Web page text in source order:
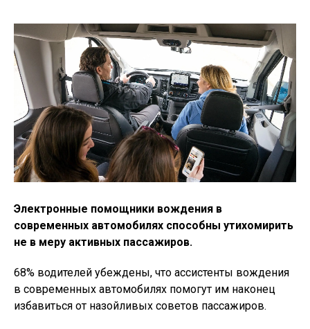
Электронные помощники вождения в
современных автомобилях способны утихомирить
не в меру активных пассажиров.
68% водителей убеждены, что ассистенты вождения
в современных автомобилях помогут им наконец
избавиться от назойливых советов пассажиров.